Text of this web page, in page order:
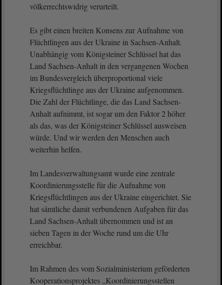
völkerrechtswidrig verurteilt.
Es gibt einen breiten Konsens zur Aufnahme von
Flüchtlingen aus der Ukraine in Sachsen-Anhalt.
Unabhängig vom Königsteiner Schlüssel hat das
Land Sachsen-Anhalt in den vergangenen Wochen
im Bundesvergleich überproportional viele
Kriegsflüchtlinge aus der Ukraine aufgenommen.
Die Zahl der Flüchtlinge, die das Land Sachsen-
Anhalt aufnimmt, ist sogar um den Faktor 2 höher
als das, was der Königsteiner Schlüssel ausweisen
würde. Und wir werden den Menschen auch
weiterhin helfen.
Im Landesverwaltungsamt wurde eine zentrale
Koordinierungsstelle für die Aufnahme von
Kriegsflüchtlingen aus der Ukraine eingerichtet. Sie
hat sämtliche damit verbundenen Aufgaben für das
Land Sachsen-Anhalt übernommen und ist an
sieben Tagen in der Woche rund um die Uhr
erreichbar.
Im Rahmen des vom Sozialministerium geförderten
Kooperationsprojektes „Koordinierungsstellen